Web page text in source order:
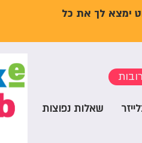
ימצא לך את כל
שאלות נפוצות